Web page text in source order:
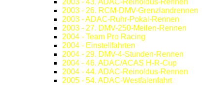
2003 - 26. RCM-DMV-Grenzlandrennen
2003 - ADAC-Ruhr-Pokal-Rennen
2003 - 27. DMV-250-Meilen-Rennen
2004 - Team Pro Racing
2004 - Einstellfahrten
2004 - 29. DMV-4-Stunden-Rennen
2004 - 46. ADAC/ACAS H-R-Cup
2004 - 44. ADAC-Reinoldus-Rennen
2005 - 54. ADAC-Westfalenfahrt